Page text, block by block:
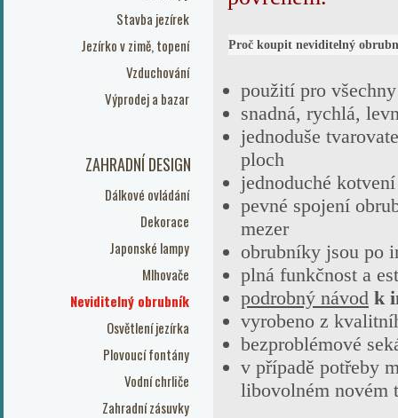
Stavba jezírek
Jezírko v zimě, topení
Vzduchování
Výprodej a bazar
ZAHRADNÍ DESIGN
Dálkové ovládání
Dekorace
Japonské lampy
Mlhovače
Neviditelný obrubník
Osvětlení jezírka
Plovoucí fontány
Vodní chrliče
Zahradní zásuvky
Proč koupit neviditelný
použití pro
snadná, rychlá,
jednoduše
ploch
jednoduché
pevné spojení
mezer
obrubníky jsou po
plná funkčnost a
podrobný návod k
vyrobeno z
bezproblémové
v případě potřeby
libovolném novém